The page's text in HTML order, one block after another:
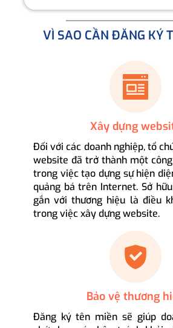
VÌ SAO CẦN ĐĂNG KÝ
Xây dựng
Đối với các doanh nghiệp, tổ
website đã trở thành một
trong việc tạo dựng sự hiện
quảng bá trên Internet. Sở
gắn với thương hiệu là điều
trong việc xây dựng website.
Bảo vệ thương
Đăng ký tên miền sẽ giúp